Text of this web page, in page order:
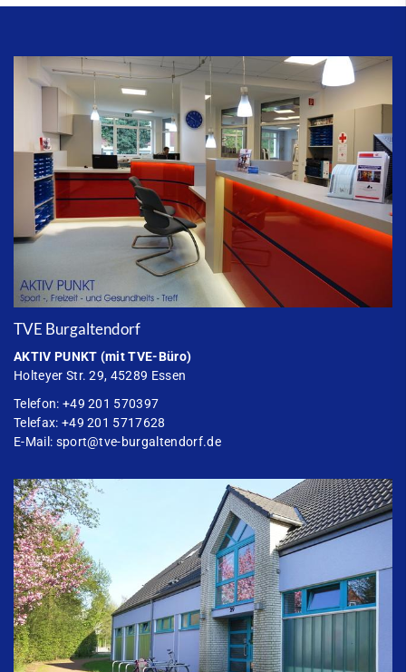
TVE Burgaltendorf
AKTIV PUNKT (mit TVE-Büro)
Holteyer Str. 29, 45289 Essen
Telefon: +49 201 570397
Telefax: +49 201 5717628
E-Mail: sport@tve-burgaltendorf.de